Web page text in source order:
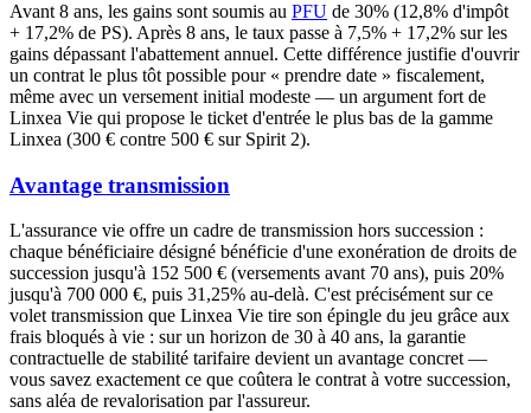
Avant 8 ans, les gains sont soumis au PFU de 30% (12,8% d'impôt
+ 17,2% de PS). Après 8 ans, le taux passe à 7,5% + 17,2% sur les
gains dépassant l'abattement annuel. Cette différence justifie d'ouvrir
un contrat le plus tôt possible pour « prendre date » fiscalement,
même avec un versement initial modeste — un argument fort de
Linxea Vie qui propose le ticket d'entrée le plus bas de la gamme
Linxea (300 € contre 500 € sur Spirit 2).
Avantage transmission
L'assurance vie offre un cadre de transmission hors succession :
chaque bénéficiaire désigné bénéficie d'une exonération de droits de
succession jusqu'à 152 500 € (versements avant 70 ans), puis 20%
jusqu'à 700 000 €, puis 31,25% au-delà. C'est précisément sur ce
volet transmission que Linxea Vie tire son épingle du jeu grâce aux
frais bloqués à vie : sur un horizon de 30 à 40 ans, la garantie
contractuelle de stabilité tarifaire devient un avantage concret —
vous savez exactement ce que coûtera le contrat à votre succession,
sans aléa de revalorisation par l'assureur.